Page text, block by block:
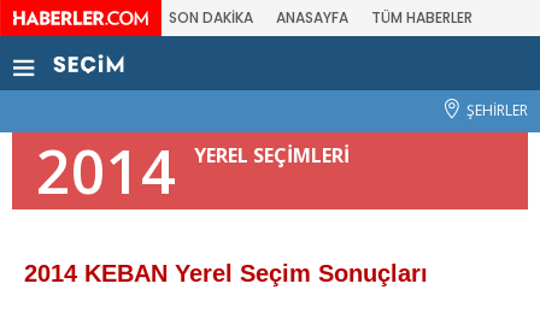
SON DAKİKA ANASAYFA TÜM HABERLER
ŞEHİRLER
2014 YEREL SEÇİMLERİ
2014 KEBAN Yerel Seçim Sonuçları